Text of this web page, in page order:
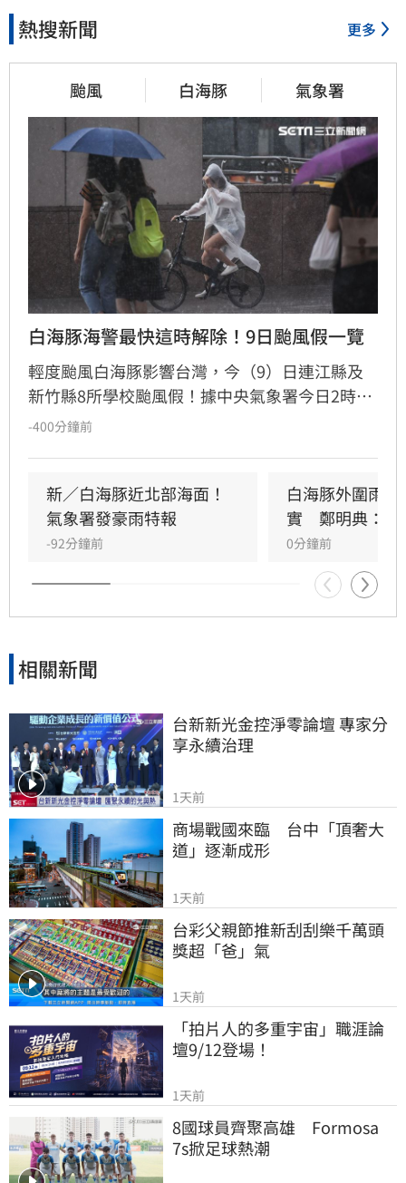
熱搜新聞 更多
颱風 白海豚 氣象署
白海豚海警最快這時解除！9日颱風假一覽
輕度颱風白海豚影響台灣，今（9）日連江縣及
新竹縣8所學校颱風假！據中央氣象署今日2時觀
測，白海豚中心位置在臺北東北東方3060公里之
北部海面，對臺灣北部海面及臺灣東北部海面構
成威脅，預計白海豚強度有稍減弱且暴風圈有縮
小的趨勢，最快明日中午前解除海上颱風警報。
-400分鐘前
新／白海豚近北部海面！
氣象署發豪雨特報
-92分鐘前
白海豚外圍雨
實　鄭明典：別
0分鐘前
相關新聞
台新新光金控淨零論壇 專家分
享永續治理
1天前
商場戰國來臨　台中「頂奢大
道」逐漸成形
1天前
台彩父親節推新刮刮樂千萬頭
獎超「爸」氣
1天前
「拍片人的多重宇宙」職涯論
壇9/12登場！
1天前
8國球員齊聚高雄　Formosa
7s掀足球熱潮